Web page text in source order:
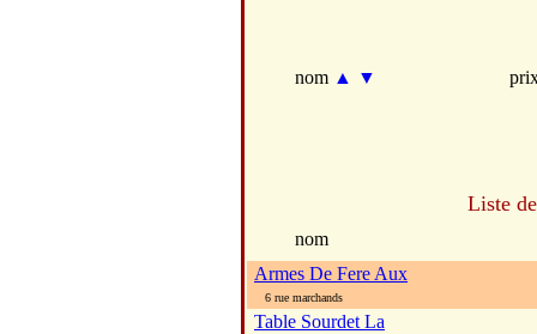
nom ▲ ▼
Liste
nom
Armes De Fere Aux
6 rue marchands
Table Sourdet La